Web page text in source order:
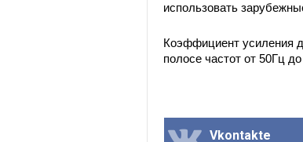
использовать
Коэффициент усиления
полосе частот от 50Гц
Vkontakte